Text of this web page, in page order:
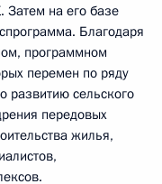
Затем на его базе
Благодаря
программном
перемен по ряду
развитию сельского
передовых
жилья,